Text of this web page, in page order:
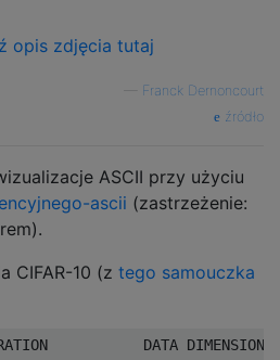
Franck Dernoncourt
źródło
ASCII przy użyciu
ascii (zastrzeżenie:
CIFAR-10 (z tego samouczka
DATA